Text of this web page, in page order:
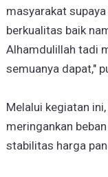
masyarakat
berkualitas baik
Alhamdulillah tadi
semuanya dapat,"
Melalui kegiatan
meringankan
stabilitas harga